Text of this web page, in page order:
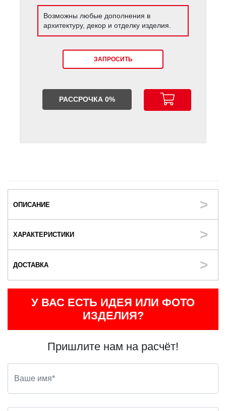
Возможны любые дополнения в
архитектуру, декор и отделку изделия.
ЗАПРОСИТЬ
РАССРОЧКА 0%
ОПИСАНИЕ
ХАРАКТЕРИСТИКИ
ДОСТАВКА
У ВАС ЕСТЬ ИДЕЯ ИЛИ ФОТО
ИЗДЕЛИЯ?
Пришлите нам на расчёт!